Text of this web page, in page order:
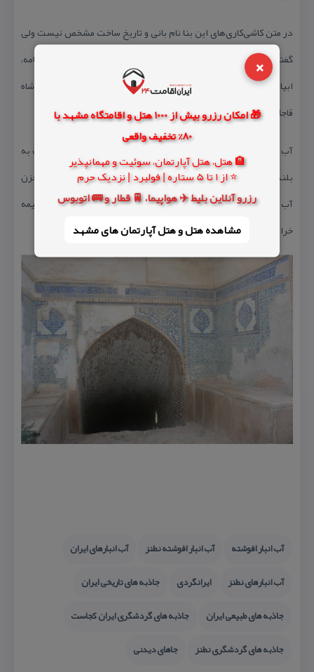
×
🎁 امکان رزرو بیش از 1000 هتل و اقامتگاه مشهد با
80% تخفیف واقعی
🏨 هتل، هتل آپارتمان، سوئیت و مهمانپذیر
⭐ از 1 تا 5 ستاره | فولبرد | نزدیک حرم
رزرو آنلاین بلیط ✈️ هواپیما، 🚆 قطار و 🚌 اتوبوس
مشاهده هتل و هتل‌ آپارتمان های مشهد
در متن كاشی‌كاری‌های این بنا نام بانی و تاریخ ساخت مشخص نیست ولی
گفته شده كه این آب انبار همراه با ۶ آب انبار دیگر در روستاهای طامه،
ابیازن، خفر، چیمه، كمجان و برز را حاج ابوالقاسم طامه‌ای در زمان محمد شاه
قاجار ساخته است.
آب انبار از كف كوچه تا محوطه شیر آب جمعا دارای ۳۳ پله سنگی است به
بلندی هركدام حدودا ۳۵ سانتی‌متر یا بیشتر است و سطح خارجی مخزن
آب انبار دارای گنبدی بدون ساقه است به محیط ۲۴ متر با ۲ بادگیر نیمه
خراب در دو طرف آن است.
آب انبار افوشته آب انبار افوشته نطنز
آب انبارهای ایران
آب انبارهای نطنز
ایرانگردی
جاذبه های تاریخی ایران
جاذبه های طبیعی ایران
جاذبه های گردشگری ایران كجاست
جاذبه های گردشگری نطنز
جاهای دیدنی